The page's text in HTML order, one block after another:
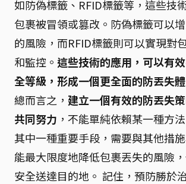
如防偽標籤、RFID標籤等，這些技
包裹被冒領或篡改。防偽標籤可以
的風險，而RFID標籤則可以實現對
和監控。 這些技術的應用，可以有
全等級，形成一個更全面的防丟失體
總而言之， 建立一個有效的防丟失
共同努力 ，不能單純依賴某一種方
其中一種重要手段，需要與其他措
能最大限度地降低包裹丟失的風險
安全送達目的地。 記住，預防勝於